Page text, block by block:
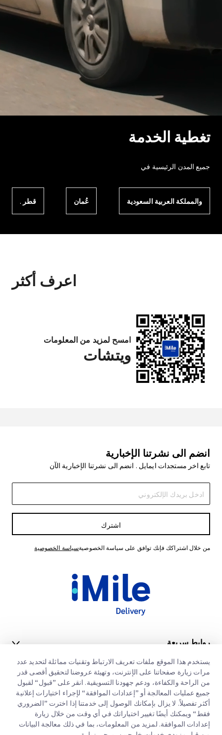
تغطية الخدمة
جميع المدن الرئيسية في
والمملكة العربية السعودية عُمان قطر .
اعرف أكثر
امسح لمزيد من المعلومات
ويتشات
انضم الى نشرتنا الإخبارية
تابع اخر مستجدات ايمايل . انضم الى نشرتنا الإخبارية الآن
اشترك
من خلال اشتراكك فإنك توافق على سياسة الخصوصيةسياسة الخصوصية
روابط سريعة
مواقع مكاتبنا
طلب عرض اسعار
تسجيل دخول العملاء
التسجيل
الشركات الكبرى
عنا
الوظائف
مدونة
خدماتنا
التخليص الجمركي السريع
يستخدم هذا الموقع ملفات تعريف الارتباط وتقنيات مماثلة لتحديد عدد
مرات زيارة صفحاتنا على الإنترنت، وتهيئة عروضنا لتحقيق أقصى قدر
من الراحة والكفاءة، ودعم جهودنا التسويقية. انقر على ”قبول“ لقبول
جميع عمليات المعالجة أو ”إعدادات الموافقة“ لإجراء اختيارات إعلانية
أكثر تفصيلاً. لا يزال بإمكانك الوصول إلى خدمتنا إذا اخترت ”الضروري
فقط“ ويمكنك أيضًا تغيير اختياراتك في أي وقت من خلال زيارة
إعدادات الموافقة. لمزيد من المعلومات، بما في ذلك معالجة البيانات